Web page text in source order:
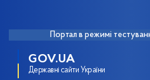
Портал в режимі
GOV.UA
Державні сайти України